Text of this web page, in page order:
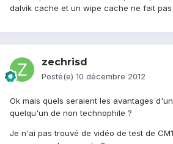
dalvik cache et un wipe cache ne fait pas
zechrisd
Posté(e) 10 décembre 2012
Ok mais quels seraient les avantages
quelqu'un de non technophile ?
Je n'ai pas trouvé de vidéo de test de